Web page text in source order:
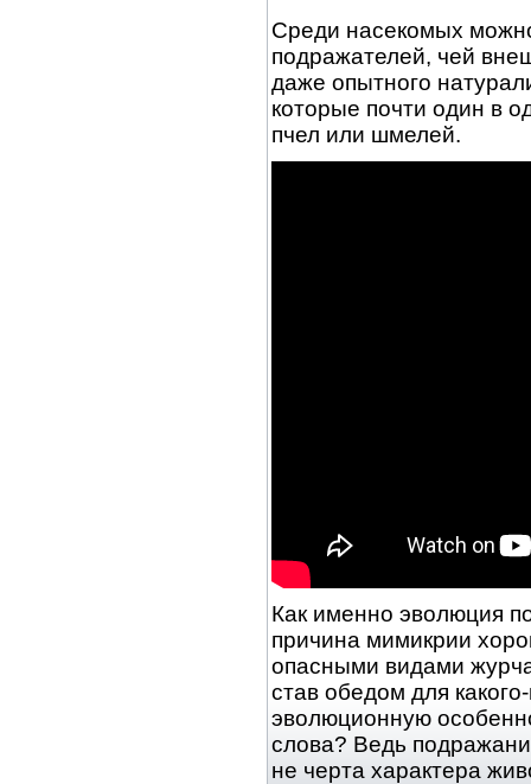
Среди насекомых
подражателей, чей
даже опытного
которые почти один в
пчел или шмелей.
Как именно эволюция
причина мимикрии
опасными видами
став обедом для
эволюционную
слова? Ведь
не черта характера